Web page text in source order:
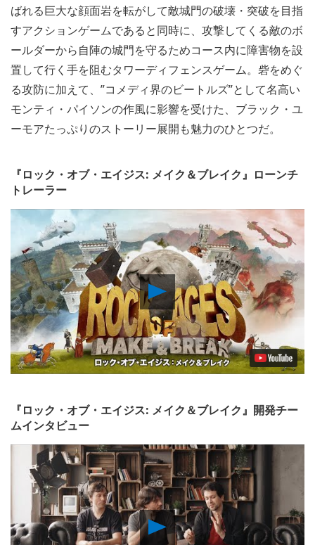
ばれる巨大な顔面岩を転がして敵城門の破壊・突破を目指
すアクションゲームであると同時に、攻撃してくる敵のボ
ールダーから自陣の城門を守るためコース内に障害物を設
置して行く手を阻むタワーディフェンスゲーム。砦をめぐ
る攻防に加えて、”コメディ界のビートルズ”として名高い
モンティ・パイソンの作風に影響を受けた、ブラック・ユ
ーモアたっぷりのストーリー展開も魅力のひとつだ。
『ロック・オブ・エイジス: メイク＆ブレイク』ローンチ
トレーラー
Play
Video
『ロック・オブ・エイジス: メイク＆ブレイク』開発チー
ムインタビュー
Play
Video